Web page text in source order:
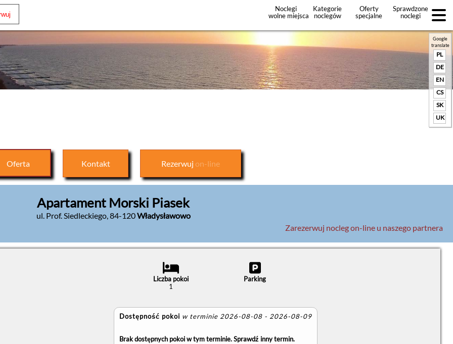
Noclegi
wolne miejsca
Kategorie
noclegów
Oferty
specjalne
Sprawdzone
noclegi
+Dodaj
Google
translate
PL
DE
EN
CS
SK
UK
Oferta Kontakt Rezerwuj on-line
Apartament Morski Piasek
ul. Prof. Siedleckiego,84-120Władysławowo
Zarezerwuj nocleg on-line u naszego partnera
Liczba pokoi
1
Parking
Dostępność pokoi w terminie 2026-08-08 - 2026-08-09
Brak dostępnych pokoi w tym terminie. Sprawdź inny termin.